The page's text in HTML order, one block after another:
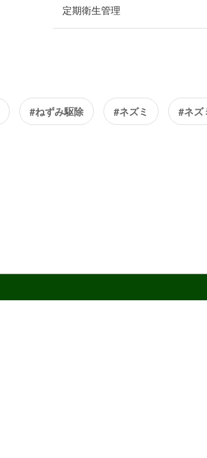
定期衛生管理
#ねずみ駆除 #ネズミ #ネズ